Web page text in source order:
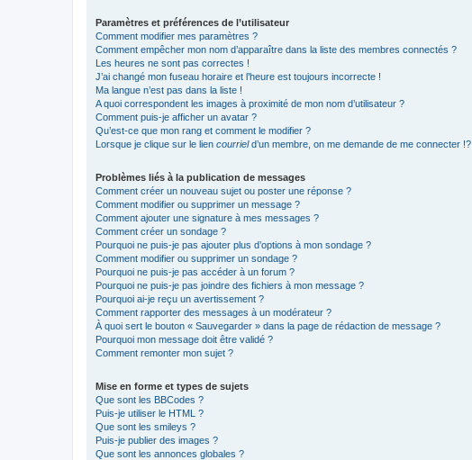
Paramètres et préférences de l’utilisateur
Comment modifier mes paramètres ?
Comment empêcher mon nom d’apparaître dans la liste des membres connectés ?
Les heures ne sont pas correctes !
J’ai changé mon fuseau horaire et l’heure est toujours incorrecte !
Ma langue n’est pas dans la liste !
A quoi correspondent les images à proximité de mon nom d’utilisateur ?
Comment puis-je afficher un avatar ?
Qu’est-ce que mon rang et comment le modifier ?
Lorsque je clique sur le lien courrield’un membre, on me demande de me connecter !?
Problèmes liés à la publication de messages
Comment créer un nouveau sujet ou poster une réponse ?
Comment modifier ou supprimer un message ?
Comment ajouter une signature à mes messages ?
Comment créer un sondage ?
Pourquoi ne puis-je pas ajouter plus d’options à mon sondage ?
Comment modifier ou supprimer un sondage ?
Pourquoi ne puis-je pas accéder à un forum ?
Pourquoi ne puis-je pas joindre des fichiers à mon message ?
Pourquoi ai-je reçu un avertissement ?
Comment rapporter des messages à un modérateur ?
À quoi sert le bouton « Sauvegarder » dans la page de rédaction de message ?
Pourquoi mon message doit être validé ?
Comment remonter mon sujet ?
Mise en forme et types de sujets
Que sont les BBCodes ?
Puis-je utiliser le HTML ?
Que sont les smileys ?
Puis-je publier des images ?
Que sont les annonces globales ?